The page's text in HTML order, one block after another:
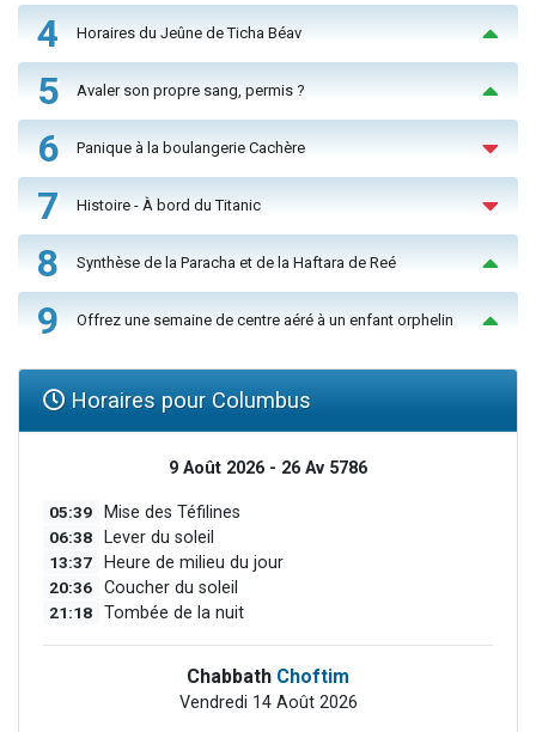
4 Horaires du Jeûne de Ticha Béav
5 Avaler son propre sang, permis ?
6 Panique à la boulangerie Cachère
7 Histoire - À bord du Titanic
8 Synthèse de la Paracha et de la Haftara de Reé
9 Offrez une semaine de centre aéré à un enfant orphelin
Horaires pour Columbus
9 Août 2026 - 26 Av 5786
05:39 Mise des Téfilines
06:38 Lever du soleil
13:37 Heure de milieu du jour
20:36 Coucher du soleil
21:18 Tombée de la nuit
Chabbath Choftim
Vendredi 14 Août 2026